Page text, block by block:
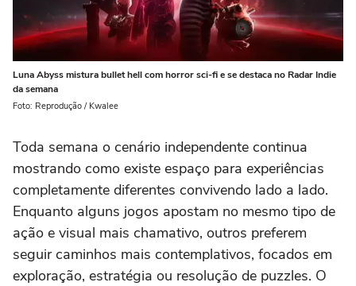
Luna Abyss mistura bullet hell com horror sci-fi e se destaca no Radar Indie
da semana
Foto: Reprodução / Kwalee
Toda semana o cenário independente continua
mostrando como existe espaço para experiências
completamente diferentes convivendo lado a lado.
Enquanto alguns jogos apostam no mesmo tipo de
ação e visual mais chamativo, outros preferem
seguir caminhos mais contemplativos, focados em
exploração, estratégia ou resolução de puzzles. O